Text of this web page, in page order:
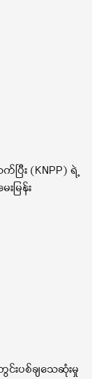
ြီး (KNPP) ရဲ့
ြန်း
င်းပစ်ချသေဆုံးမှု